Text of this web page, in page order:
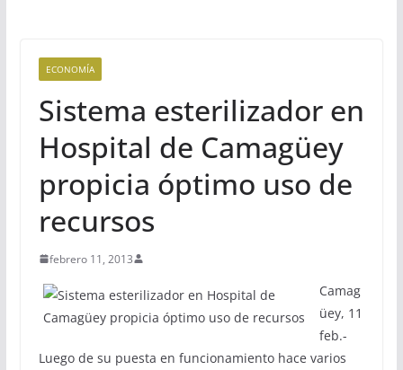
ECONOMÍA
Sistema esterilizador en
Hospital de Camagüey
propicia óptimo uso de
recursos
febrero 11, 2013
Camag
üey, 11
feb.-
Luego de su puesta en funcionamiento hace varios